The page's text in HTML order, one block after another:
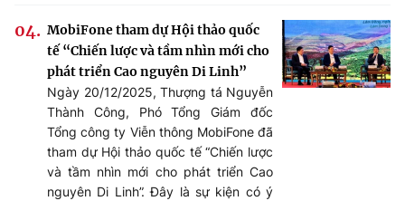
MobiFone tham dự Hội thảo quốc
tế “Chiến lược và tầm nhìn mới cho
phát triển Cao nguyên Di Linh”
Ngày 20/12/2025, Thượng tá Nguyễn
Thành Công, Phó Tổng Giám đốc
Tổng công ty Viễn thông MobiFone đã
tham dự Hội thảo quốc tế “Chiến lược
và tầm nhìn mới cho phát triển Cao
nguyên Di Linh”. Đây là sự kiện có ý